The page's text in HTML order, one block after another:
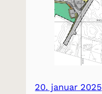
20. januar 2025